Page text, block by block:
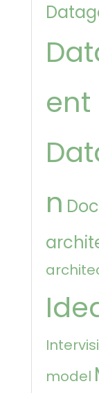
ent
n
model